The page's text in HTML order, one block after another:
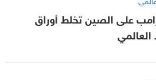
على الصين تخلط أوراق
العالمي